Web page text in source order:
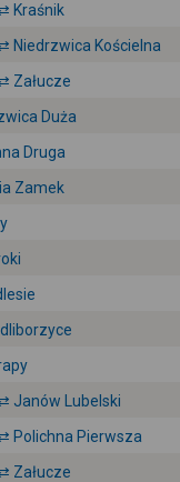
Kraśnik
Niedrzwica Kościelna
Załucze
Duża
Druga
Zamek
Janów Lubelski
Polichna Pierwsza
Załucze